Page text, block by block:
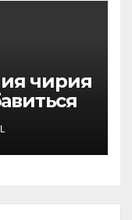
чирия